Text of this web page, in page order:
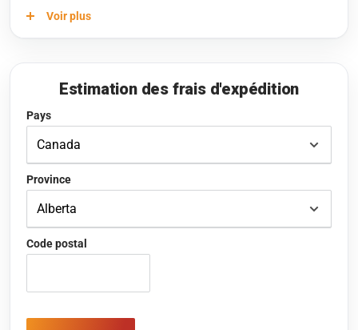
Voir plus
Estimation des frais d'expédition
Pays
Province
Code postal